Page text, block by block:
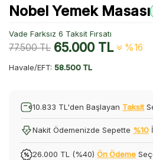
Nobel Yemek Masası
Vade Farksız 6 Taksit Fırsatı
77.500TL 65.000TL %16
Havale/EFT: 58.500 TL
10.833 TL'den Başlayan Taksit
Nakit Ödemenizde Sepette %10
26.000 TL (%40) Ön Ödeme